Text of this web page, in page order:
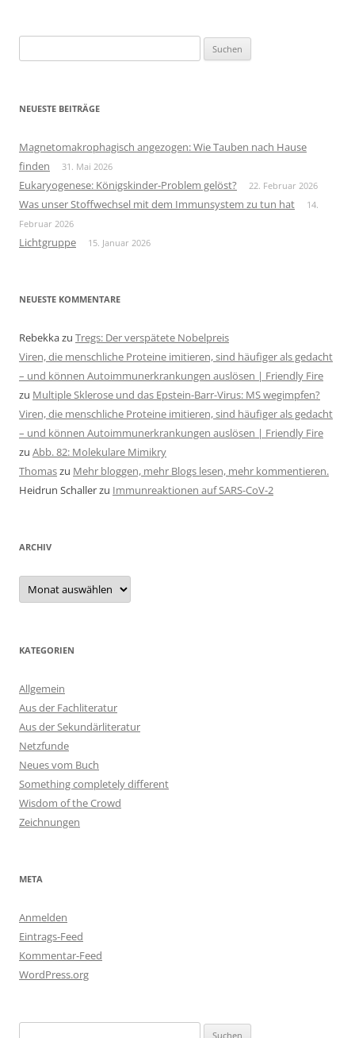
nach:
NEUESTE BEITRÄGE
Magnetomakrophagisch angezogen: Wie Tauben nach Hause
finden
31. Mai 2026
Eukaryogenese: Königskinder-Problem gelöst? 22. Februar 2026
Was unser Stoffwechsel mit dem Immunsystem zu tun hat
14.
Februar 2026
Lichtgruppe 15. Januar 2026
NEUESTE KOMMENTARE
Rebekkazu Tregs: Der verspätete Nobelpreis
Viren, die menschliche Proteine imitieren, sind häufiger als gedacht
– und können Autoimmunerkrankungen auslösen | Friendly Fire
zu Multiple Sklerose und das Epstein-Barr-Virus: MS wegimpfen?
Viren, die menschliche Proteine imitieren, sind häufiger als gedacht
– und können Autoimmunerkrankungen auslösen | Friendly Fire
zu Abb. 82: Molekulare Mimikry
Thomaszu Mehr bloggen, mehr Blogs lesen, mehr kommentieren.
Heidrun Schallerzu Immunreaktionen auf SARS-CoV-2
ARCHIV
Archiv
KATEGORIEN
Allgemein
Aus der Fachliteratur
Aus der Sekundärliteratur
Netzfunde
Neues vom Buch
Something completely different
Wisdom of the Crowd
Zeichnungen
META
Anmelden
Eintrags-Feed
Kommentar-Feed
WordPress.org